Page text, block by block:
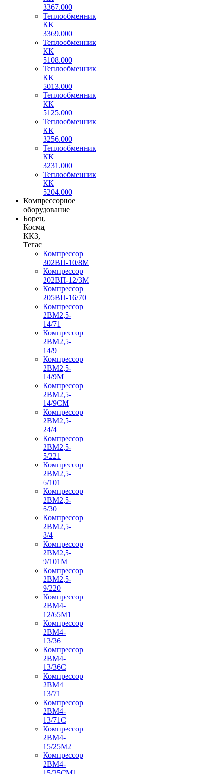
3367.000
Теплообменник
КК
3369.000
Теплообменник
КК
5108.000
Теплообменник
КК
5013.000
Теплообменник
КК
5125.000
Теплообменник
КК
3256.000
Теплообменник
КК
3231.000
Теплообменник
КК
5204.000
Компрессорное
оборудование
Борец,
Косма,
ККЗ,
Тегас
Компрессор
302ВП-10/8М
Компрессор
202ВП-12/3М
Компрессор
205ВП-16/70
Компрессор
2ВМ2,5-
14/71
Компрессор
2ВМ2,5-
14/9
Компрессор
2ВМ2,5-
14/9М
Компрессор
2ВМ2,5-
14/9СМ
Компрессор
2ВМ2,5-
24/4
Компрессор
2ВМ2,5-
5/221
Компрессор
2ВМ2,5-
6/101
Компрессор
2ВМ2,5-
6/30
Компрессор
2ВМ2,5-
8/4
Компрессор
2ВМ2,5-
9/101М
Компрессор
2ВМ2,5-
9/220
Компрессор
2ВМ4-
12/65М1
Компрессор
2ВМ4-
13/36
Компрессор
2ВМ4-
13/36С
Компрессор
2ВМ4-
13/71
Компрессор
2ВМ4-
13/71С
Компрессор
2ВМ4-
15/25М2
Компрессор
2ВМ4-